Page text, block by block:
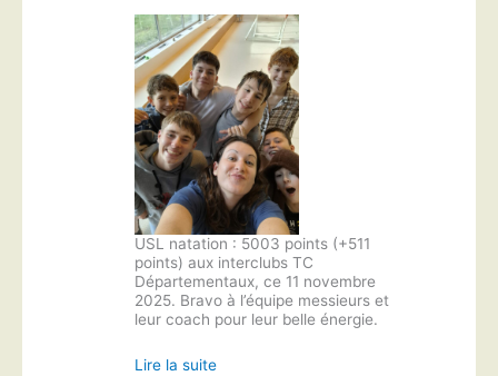
USL natation : 5003 points (+511
points) aux interclubs TC
Départementaux, ce 11 novembre
2025. Bravo à l’équipe messieurs et
leur coach pour leur belle énergie.
Lire la suite